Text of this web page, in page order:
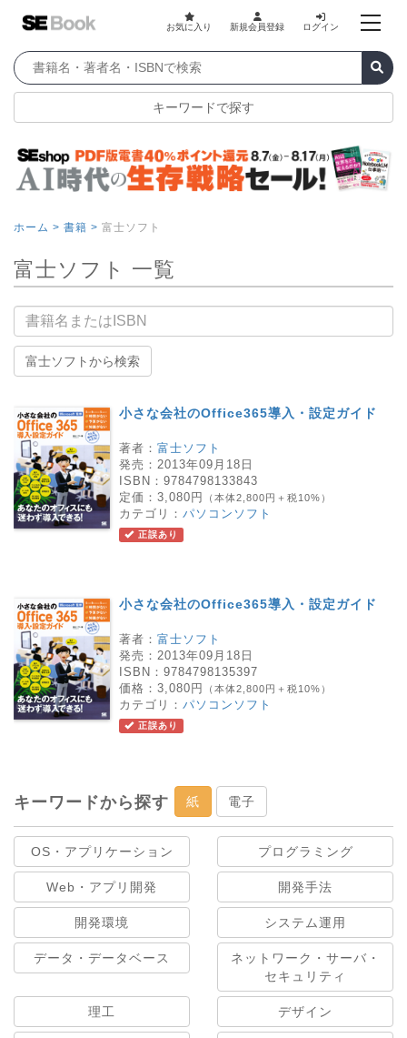
お気に入り 新規会員登録 ログイン
キーワードで探す
ホーム > 書籍 > 富士ソフト
富士ソフト 一覧
書籍名
富士ソフトから検索
小さな会社のOffice365導入・設定ガイド
著者： 富士ソフト
発売： 2013年09月18日
ISBN： 9784798133843
定価： 3,080円 （本体2,800円＋税10%）
カテゴリ： パソコンソフト
正誤あり
小さな会社のOffice365導入・設定ガイド
著者： 富士ソフト
発売： 2013年09月18日
ISBN： 9784798135397
価格： 3,080円 （本体2,800円＋税10%）
カテゴリ： パソコンソフト
正誤あり
キーワードから探す 紙 電子
OS・アプリケーション プログラミング
Web・アプリ開発 開発手法
開発環境 システム運用
データ・データベース
ネットワーク・サーバ・
セキュリティ
理工 デザイン